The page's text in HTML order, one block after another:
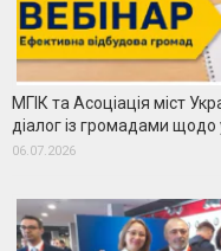
МГІК та Асоціація міст
діалог із громадами
06.07.2026